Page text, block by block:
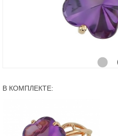
В КОМПЛЕКТЕ: